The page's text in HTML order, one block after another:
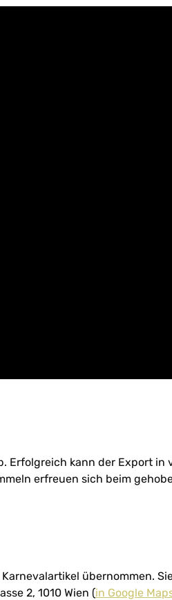
Erfolgreich kann der Export in
erfreuen sich beim
übernommen.
2, 1010 Wien (in Google